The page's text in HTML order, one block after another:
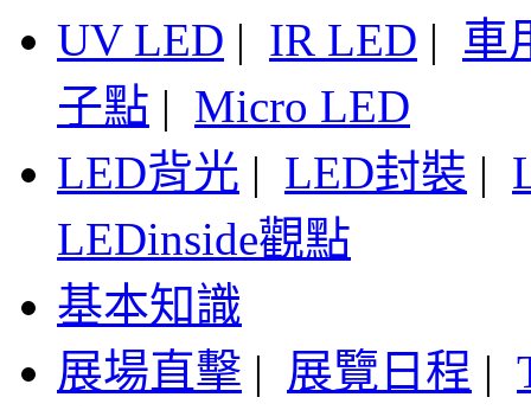
UV LED | IR LED | 車
子點 | Micro LED
LED背光 | LED封裝 |
LEDinside觀點
基本知識
展場直擊 | 展覽日程 |